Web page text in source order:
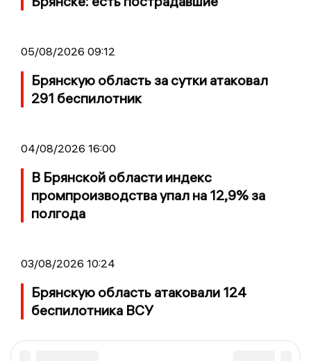
05/08/2026 09:12
Брянскую область за сутки атаковал
291 беспилотник
04/08/2026 16:00
В Брянской области индекс
промпроизводства упал на 12,9% за
полгода
03/08/2026 10:24
Брянскую область атаковали 124
беспилотника ВСУ